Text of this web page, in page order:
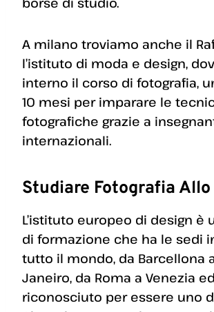
A milano troviamo anche il
l’istituto di moda e design,
interno il corso di fotografia,
10 mesi per imparare le
fotografiche grazie a
internazionali.
Studiare Fotografia Allo
L’istituto europeo di design è
di formazione che ha le sedi
tutto il mondo, da Barcellona
Janeiro, da Roma a Venezia
riconosciuto per essere uno